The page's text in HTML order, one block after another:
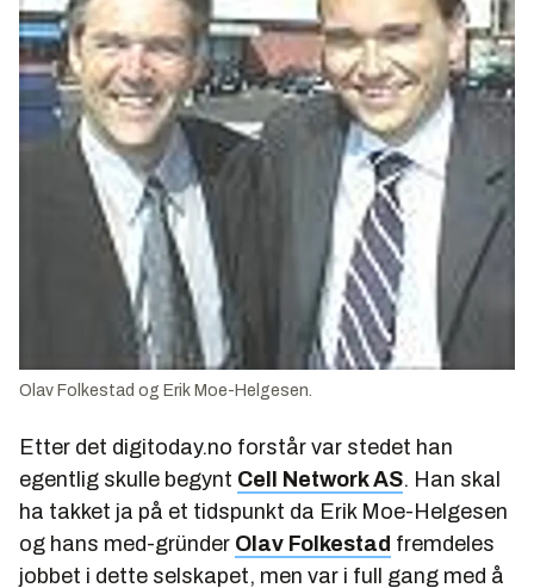
Olav Folkestad og Erik Moe-Helgesen.
Etter det digitoday.no forstår var stedet han
egentlig skulle begynt Cell Network AS. Han skal
ha takket ja på et tidspunkt da Erik Moe-Helgesen
og hans med-gründer Olav Folkestad fremdeles
jobbet i dette selskapet, men var i full gang med å